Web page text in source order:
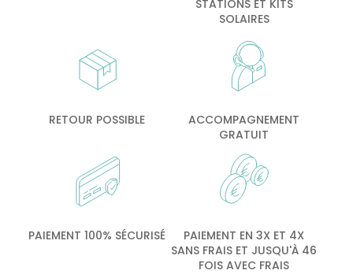
STATIONS ET KITS
SOLAIRES
RETOUR POSSIBLE
ACCOMPAGNEMENT
GRATUIT
PAIEMENT 100% SÉCURISÉ
PAIEMENT EN 3X ET 4X
SANS FRAIS ET JUSQU'À 46
FOIS AVEC FRAIS